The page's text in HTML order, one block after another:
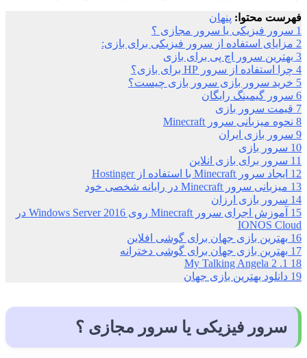
فهرست محتوا: پنهان
1 سرور فیزیکی یا سرور مجازی ؟
2 مزایای استفاده از سرور فیزیکی برای بازی:
3 بهترین سرور اچ پی برای بازی
4 چرا استفاده از سرور HP برای بازی؟
5 خرید سرور بازی سرور بازی چیست؟
6 سرور گیمینگ رایگان
7 قیمت سرور بازی
8 نحوه میزبانی سرور Minecraft
9 سرور بازی ایران
10 سرور بازی
11 سرور برای بازی انلاین
12 ایجاد سرور Minecraft با استفاده از Hostinger
13 میزبانی سرور Minecraft در رایانه شخصی خود
14 سرور بازی ارزان
15
آموزش اجرای سرور Minecraft روی Windows Server 2016 در
IONOS Cloud
16 بهترین بازی جهان برای گوشی افلاین
17 بهترین بازی جهان برای گوشی دخترانه
18
1. My Talking Angela 2
19 دانلود بهترین بازی جهان
سرور فیزیکی یا سرور مجازی ؟